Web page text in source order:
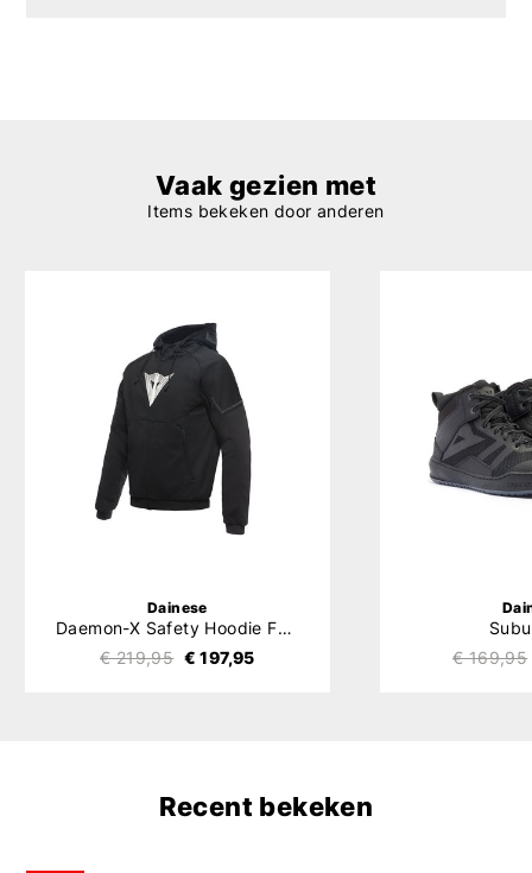
Vaak gezien met
Items bekeken door anderen
Dainese
Daemon-X Safety Hoodie Full Zip
€ 219,95 € 197,95
€ 169,95
Recent bekeken